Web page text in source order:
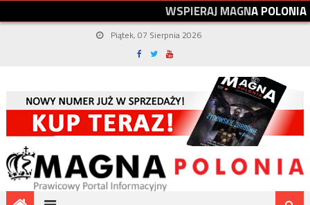
WSPIERAJMAGNAPOLONIA
Piątek, 07 Sierpnia 2026